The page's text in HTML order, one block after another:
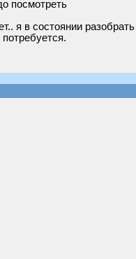
посмотреть
я в состоянии